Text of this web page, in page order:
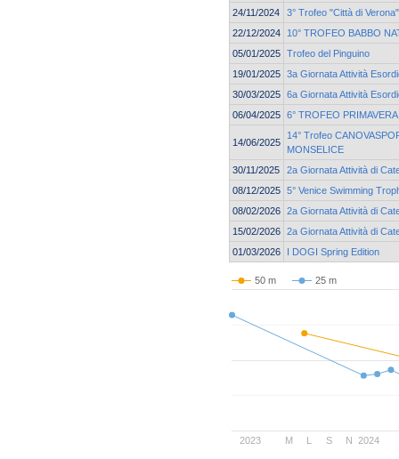
24/11/2024
3° Trofeo "Città di
22/12/2024
10° TROFEO BABBO
05/01/2025 Trofeo del Pinguino
19/01/2025 3a Giornata Attività
30/03/2025 6a Giornata Attività
06/04/2025 6° TROFEO
14/06/2025
14° Trofeo
MONSELICE
30/11/2025
2a Giornata Attività di
08/12/2025 5° Venice Swimming
08/02/2026 2a Giornata Attività di
15/02/2026 2a Giornata Attività di
01/03/2026
I DOGI Spring Edition
50 m 25 m
2023 2024
M L S N